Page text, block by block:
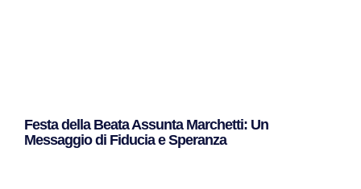
Festa della Beata Assunta Marchetti: Un
Messaggio di Fiducia e Speranza